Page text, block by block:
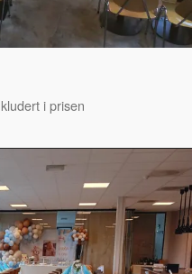
i prisen